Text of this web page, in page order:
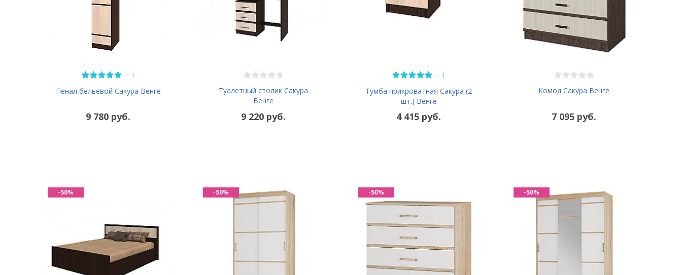
— 1
Пенал бельевой Сакура Венге
9 780 руб.
Туалетный столик Сакура
Венге
9 220 руб.
— 1
Тумба прикроватная Сакура (2
шт.) Венге
4 415 руб.
Комод Сакура Венге
7 095 руб.
-50% -50% -50% -50%